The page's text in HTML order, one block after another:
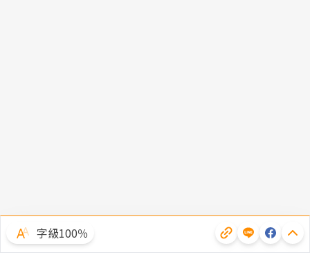
字級100％